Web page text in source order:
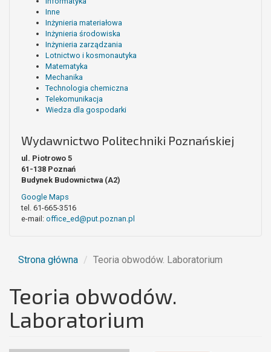
Inne
Inżynieria materiałowa
Inżynieria środowiska
Inżynieria zarządzania
Lotnictwo i kosmonautyka
Matematyka
Mechanika
Technologia chemiczna
Telekomunikacja
Wiedza dla gospodarki
Wydawnictwo Politechniki Poznańskiej
ul. Piotrowo 5
61-138 Poznań
Budynek Budownictwa (A2)
Google Maps
tel. 61-665-3516
e-mail: office_ed@put.poznan.pl
Strona główna Teoria obwodów. Laboratorium
Teoria obwodów.
Laboratorium